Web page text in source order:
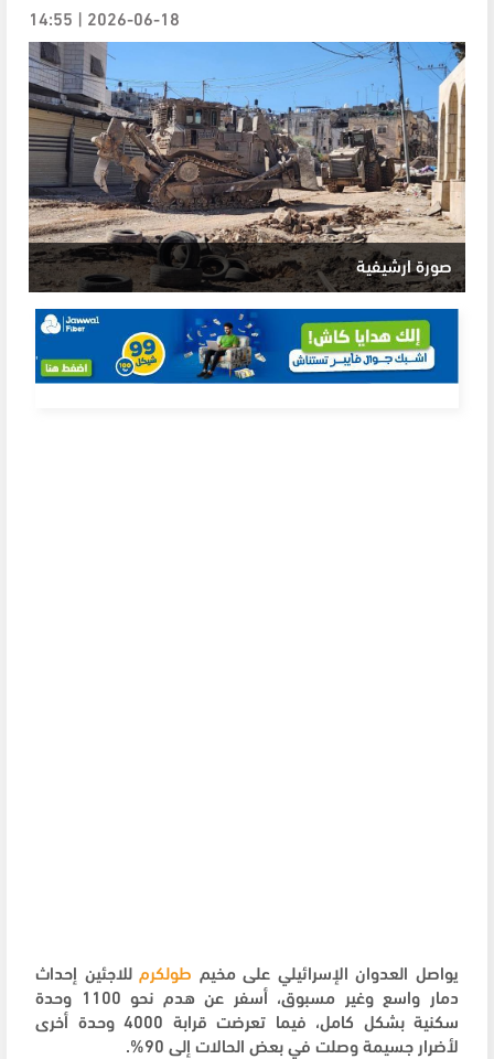
2026-06-18 | 14:55
صورة ارشيفية
يواصل العدوان الإسرائيلي على مخيم طولكرم للاجئين إحداث
دمار واسع وغير مسبوق، أسفر عن هدم نحو 1100 وحدة
سكنية بشكل كامل، فيما تعرضت قرابة 4000 وحدة أخرى
لأضرار جسيمة وصلت في بعض الحالات إلى 90%.